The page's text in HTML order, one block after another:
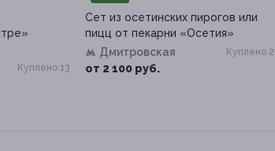
Куплено 13
Сет из осетинских пирогов или
пицц от пекарни «Осетия»
Дмитровская
от 2 100 руб.
Куплено 2